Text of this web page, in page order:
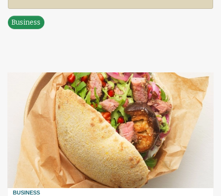
Business
BUSINESS